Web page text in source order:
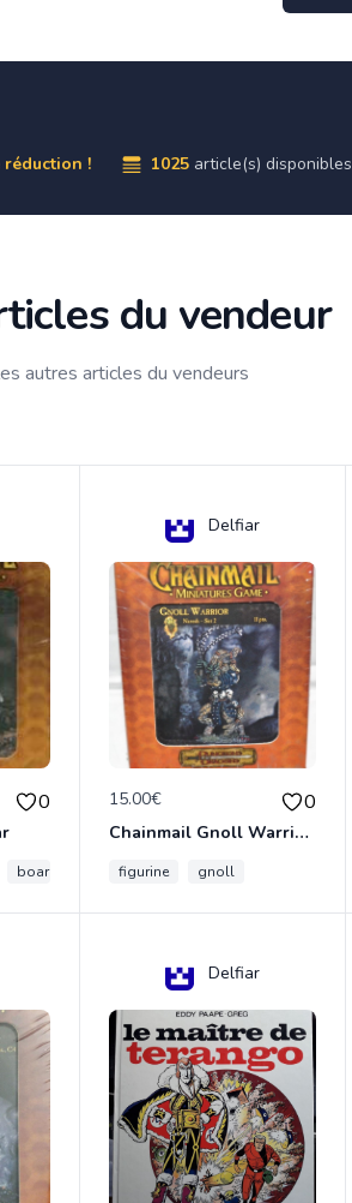
réduction ! 1025 article(s) disponibles
du vendeur
autres articles du vendeurs
0
boar
Delfiar
15.00€ 0
Chainmail Gnoll Warrior Dungeons & Dragons
figurine gnoll
Delfiar